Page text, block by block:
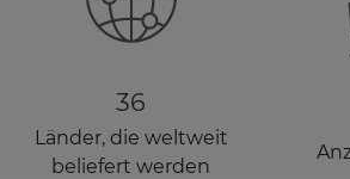
36
Länder, die weltweit
beliefert werden